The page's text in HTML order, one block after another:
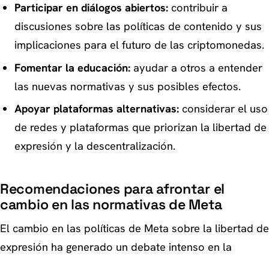
Participar en diálogos abiertos:contribuir a
discusiones sobre las políticas de contenido y sus
implicaciones para el futuro de las criptomonedas.
Fomentar la educación:ayudar a otros a entender
las nuevas normativas y sus posibles efectos.
Apoyar plataformas alternativas:considerar el uso
de redes y plataformas que priorizan la libertad de
expresión y la descentralización.
Recomendaciones para afrontar el
cambio en las normativas de Meta
El cambio en las políticas de Meta sobre la libertad de
expresión ha generado un debate intenso en la